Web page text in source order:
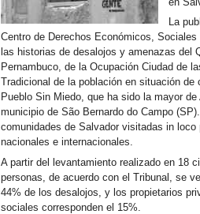
La
Centro de Derechos Económicos,
las historias de desalojos y amenazas del
Pernambuco, de la Ocupación Ciudad de
Tradicional de la población en situación
Pueblo Sin Miedo, que ha sido la mayor
municipio de São Bernardo do Campo
comunidades de Salvador visitadas in
nacionales e internacionales.
A partir del levantamiento realizado en 18
personas, de acuerdo con el Tribunal, se
44% de los desalojos, y los propietarios
sociales corresponden el 15%.